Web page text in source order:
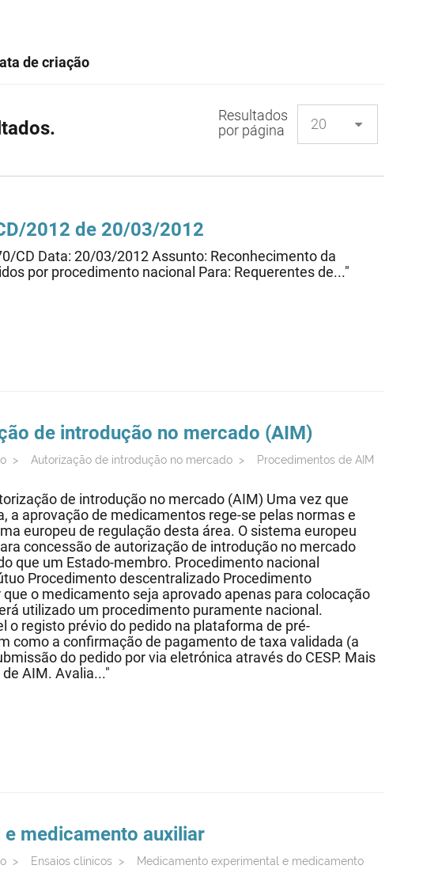
de criação
Resultados
por página
2012 de 20/03/2012
CD Data: 20/03/2012 Assunto: Reconhecimento da
por procedimento nacional Para: Requerentes de..."
de introdução no mercado (AIM)
> Autorização de introdução no mercado > Procedimentos de AIM
de introdução no mercado (AIM) Uma vez que
a aprovação de medicamentos rege-se pelas normas e
europeu de regulação desta área. O sistema europeu
concessão de autorização de introdução no mercado
que um Estado-membro. Procedimento nacional
Procedimento descentralizado Procedimento
o medicamento seja aprovado apenas para colocação
utilizado um procedimento puramente nacional.
o registo prévio do pedido na plataforma de pré-
como a confirmação de pagamento de taxa validada (a
do pedido por via eletrónica através do CESP. Mais
AIM. Avalia..."
medicamento auxiliar
> Ensaios clínicos >
Medicamento experimental e medicamento